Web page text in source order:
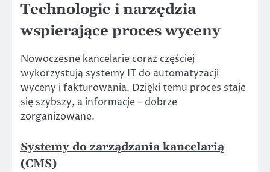
Technologie i narzędzia
wspierające proces wyceny
Nowoczesne kancelarie coraz częściej
wykorzystują systemy IT do automatyzacji
wyceny i fakturowania. Dzięki temu proces staje
się szybszy, a informacje – dobrze
zorganizowane.
Systemy do zarządzania kancelarią
(CMS)